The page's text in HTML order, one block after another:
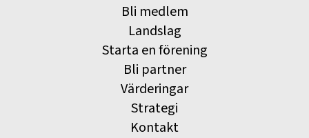
Bli medlem
Landslag
Starta en förening
Bli partner
Värderingar
Strategi
Kontakt